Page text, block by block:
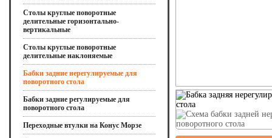
Столы круглые поворотные
делительные горизонтально-
вертикальные
Столы круглые поворотные
делительные наклоняемые
Бабки задние нерегулируемые для
поворотного стола
Бабки задние регулируемые для
поворотного стола
Переходные втулки на Конус Морзе